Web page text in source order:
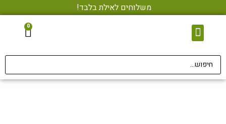
משלוחים לאילת בלבד!
0